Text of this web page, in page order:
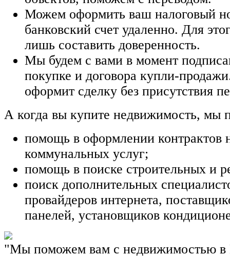
Можем оформить ваш налоговый
банковский счет удаленно. Для
лишь составить доверенность.
Мы будем с вами в момент
покупке и договора купли-
оформит сделку без присутствия
А когда вы купите недвижимость, мы
помощь в оформлении контрактов
коммунальных услуг;
помощь в поиске строительных и
поиск дополнительных
провайдеров интернета,
панелей, установщиков
"Мы поможем вам с недвижимостью в